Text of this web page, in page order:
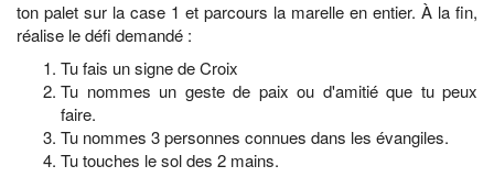
ton palet sur la case 1 et parcours la marelle en entier. À la fin,
réalise le défi demandé :
Tu fais un signe de Croix
Tu nommes un geste de paix ou d'amitié que tu peux
faire.
Tu nommes 3 personnes connues dans les évangiles.
Tu touches le sol des 2 mains.